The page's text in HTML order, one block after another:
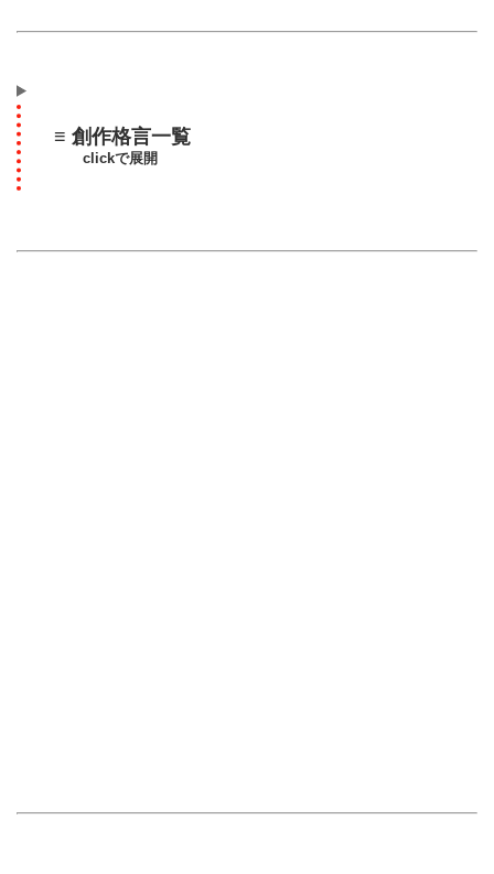
≡ 創作格言一覧
clickで展開